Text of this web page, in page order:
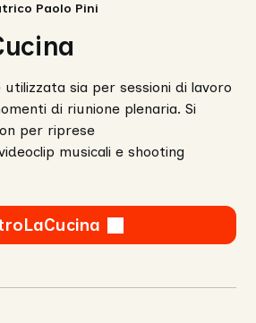
Paolo Pini
sia per sessioni di lavoro
di riunione plenaria. Si
per riprese
musicali e shooting